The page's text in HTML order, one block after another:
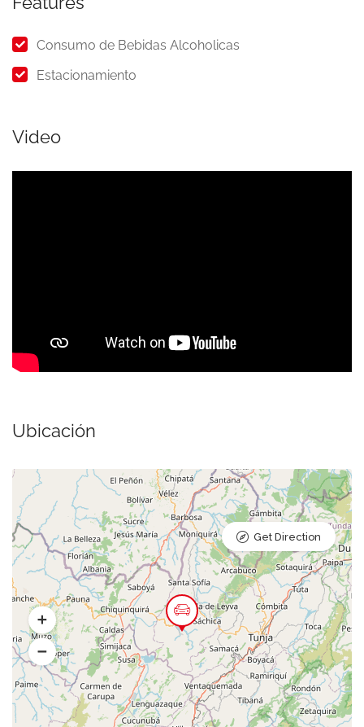
Consumo de Bebidas Alcoholicas
Estacionamiento
Video
Ubicación
Get Direction